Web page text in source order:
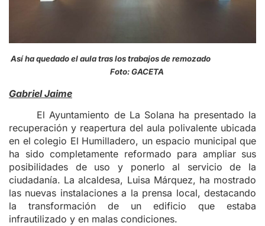
Así ha quedado el aula tras los trabajos de remozado
Foto: GACETA
Gabriel Jaime
El Ayuntamiento de La Solana ha presentado la
recuperación y reapertura del aula polivalente ubicada
en el colegio El Humilladero, un espacio municipal que
ha sido completamente reformado para ampliar sus
posibilidades de uso y ponerlo al servicio de la
ciudadanía. La alcaldesa, Luisa Márquez, ha mostrado
las nuevas instalaciones a la prensa local, destacando
la transformación de un edificio que estaba
infrautilizado y en malas condiciones.